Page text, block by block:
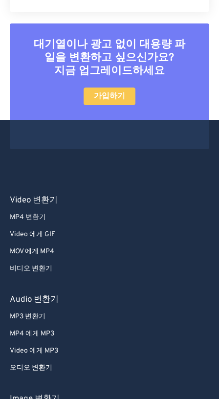
대기열이나 광고 없이 대용량 파
일을 변환하고 싶으신가요?
지금 업그레이드하세요
가입하기
Video 변환기
MP4 변환기
Video 에게 GIF
MOV 에게 MP4
비디오 변환기
Audio 변환기
MP3 변환기
MP4 에게 MP3
Video 에게 MP3
오디오 변환기